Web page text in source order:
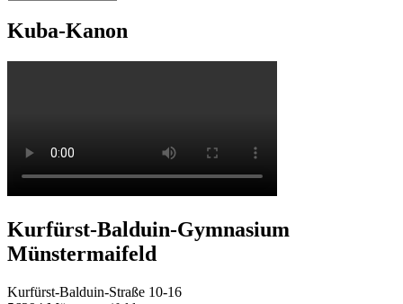
Kuba-Kanon
Kurfürst-Balduin-Gymnasium
Münstermaifeld
Kurfürst-Balduin-Straße 10-16